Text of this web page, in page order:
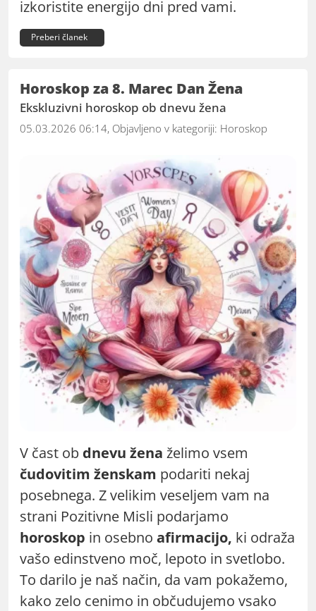
izkoristite energijo dni pred vami.
Preberi članek
Horoskop za 8. Marec Dan Žena
Ekskluzivni horoskop ob dnevu žena
05.03.2026 06:14, Objavljeno v kategoriji: Horoskop
V čast ob dnevu žena želimo vsem
čudovitim ženskam podariti nekaj
posebnega. Z velikim veseljem vam na
strani Pozitivne Misli podarjamo
horoskop in osebno afirmacijo, ki odraža
vašo edinstveno moč, lepoto in svetlobo.
To darilo je naš način, da vam pokažemo,
kako zelo cenimo in občudujemo vsako